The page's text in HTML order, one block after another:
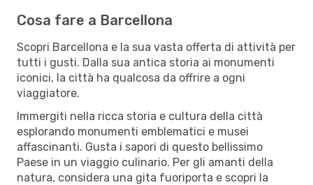
Cosa fare a Barcellona
Scopri Barcellona e la sua vasta offerta di attività per
tutti i gusti. Dalla sua antica storia ai monumenti
iconici, la città ha qualcosa da offrire a ogni
viaggiatore.
Immergiti nella ricca storia e cultura della città
esplorando monumenti emblematici e musei
affascinanti. Gusta i sapori di questo bellissimo
Paese in un viaggio culinario. Per gli amanti della
natura, considera una gita fuoriporta e scopri la